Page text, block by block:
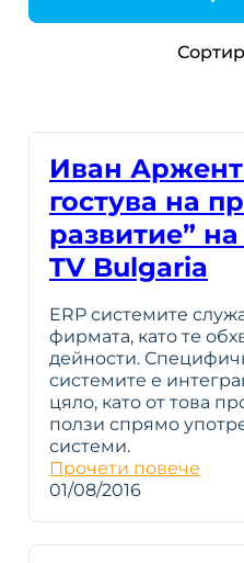
h
Иван
гостува на
развитие”
TV Bulgaria
ERP системите
фирмата, като те
дейности.
системите е
цяло, като от това
ползи спрямо
системи.
Прочети повече
01/08/2016